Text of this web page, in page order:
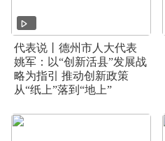
代表说丨德州市人大代表
姚军：以“创新活县”发展战
略为指引 推动创新政策
从“纸上”落到“地上”